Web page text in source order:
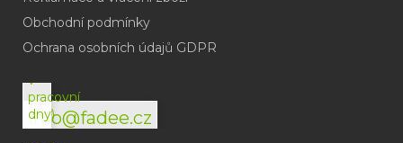
Obchodní podmínky
Ochrana osobních údajů GDPR
info@fadee.cz
(odpověď
do
v
pracovní
dny)
(Po-